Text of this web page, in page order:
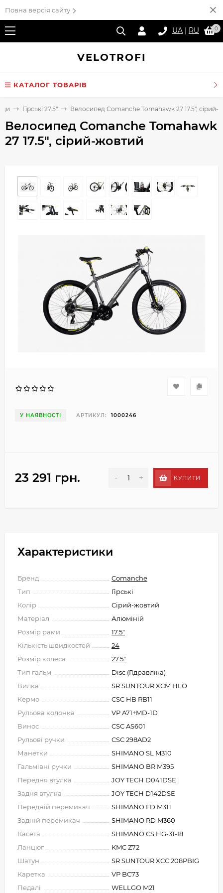
Повна версія сайту
UA | RU 0
VELOTROFI
КАТАЛОГ ТОВАРІВ
Гірські 27.5" Велосипед Comanche Tomahawk 27 17.5", сірий-
Велосипед Comanche Tomahawk
27 17.5", сірий-жовтий
У НАЯВНОСТІ АРТИКУЛ: 1000246
23 291 грн. - + КУПИТИ
Характеристики
Бренд
Comanche
Тип
Гірські
Колір
Сірий-жовтий
Матеріал
Алюміній
Розмір рами
17.5"
Кількість швидкостей
24
Розмір колеса
27.5"
Тип гальм
Disc (Гідравліка)
Вилка
SR SUNTOUR XCM HLO
Кермо
CSC HB RB11
Рульова колонка
VP A71+MD-1D
Винос
CSC AS601
Рульові ручки
CSC 298AD2
Манетки
SHIMANO SL M310
Гальмівні ручки
SHIMANO BR M395
Передня втулка
JOY TECH D041DSE
Задня втулка
JOY TECH D142DSE
Передній перемикач
SHIMANO FD M311
Задній перемикач
SHIMANO RD M360
Касета
SHIMANO CS HG-31-I8
Ланцюг
KMC Z72
Шатун
SR SUNTOUR XCC 208PBIG
Каретка
VP BC73
Педалі
WELLGO M21